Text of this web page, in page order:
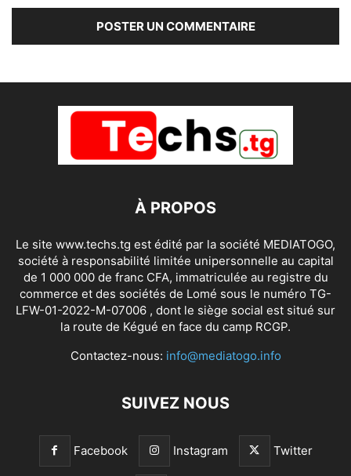
À PROPOS
Le site www.techs.tg est édité par la société MEDIATOGO,
société à responsabilité limitée unipersonnelle au capital
de 1 000 000 de franc CFA, immatriculée au registre du
commerce et des sociétés de Lomé sous le numéro TG-
LFW-01-2022-M-07006 , dont le siège social est situé sur
la route de Kégué en face du camp RCGP.
Contactez-nous: info@mediatogo.info
SUIVEZ NOUS
Facebook Instagram Twitter